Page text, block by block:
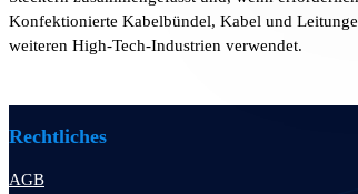
Konfektionierte Kabelbündel, Kabel und
weiteren High-Tech-Industrien verwendet.
Rechtliches
AGB